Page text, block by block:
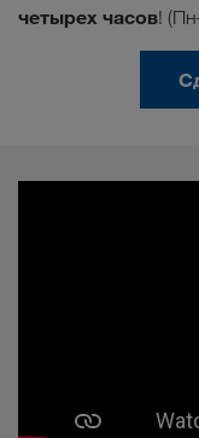
четырех часов!